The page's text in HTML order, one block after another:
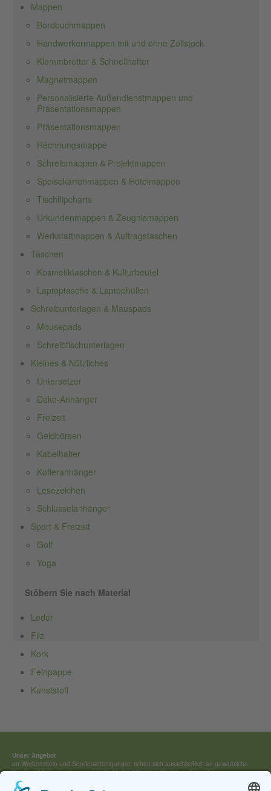
Mappen
Bordbuchmappen
Handwerkermappen mit und ohne Zollstock
Klemmbretter & Schnellhefter
Magnetmappen
Personalisierte Außendienstmappen und
Präsentationsmappen
Präsentationsmappen
Rechnungsmappe
Schreibmappen & Projektmappen
Speisekartenmappen & Hotelmappen
Tischflipcharts
Urkundenmappen & Zeugnismappen
Werkstattmappen & Auftragstaschen
Taschen
Kosmetiktaschen & Kulturbeutel
Laptoptasche & Laptophüllen
Schreibunterlagen & Mauspads
Mousepads
Schreibtischunterlagen
Kleines & Nützliches
Untersetzer
Deko-Anhänger
Freizeit
Geldbörsen
Kabelhalter
Kofferanhänger
Lesezeichen
Schlüsselanhänger
Sport & Freizeit
Golf
Yoga
Stöbern Sie nach Material
Leder
Filz
Kork
Feinpappe
Kunststoff
Unser Angebot
an Werbemitteln und Sonderan­fertigungen richtet sich ausschließ­lich an gewerbliche
Kunden. Mindestauftragswert (exkl. MwSt) 250,00 €. Wir führen keine Lagerware,
sondern fertigen jedes Werbemittel individuell für Sie an.
Kontakt: